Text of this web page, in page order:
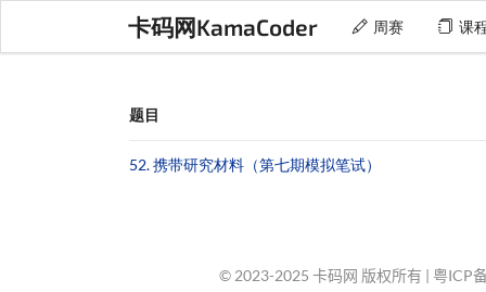
卡码网KamaCoder 周赛 课
题目
52. 携带研究材料（第七期模拟笔试）
© 2023-2025 卡码网 版权所有 | 粤ICP